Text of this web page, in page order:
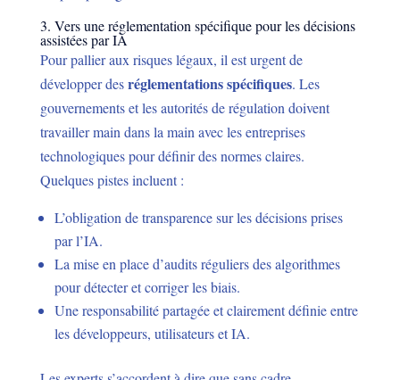
3. Vers une réglementation spécifique pour les décisions
assistées par IA
Pour pallier aux risques légaux, il est urgent de
développer desréglementations spécifiques. Les
gouvernements et les autorités de régulation doivent
travailler main dans la main avec les entreprises
technologiques pour définir des normes claires.
Quelques pistes incluent :
L’obligation de transparence sur les décisions prises
par l’IA.
La mise en place d’audits réguliers des algorithmes
pour détecter et corriger les biais.
Une responsabilité partagée et clairement définie entre
les développeurs, utilisateurs et IA.